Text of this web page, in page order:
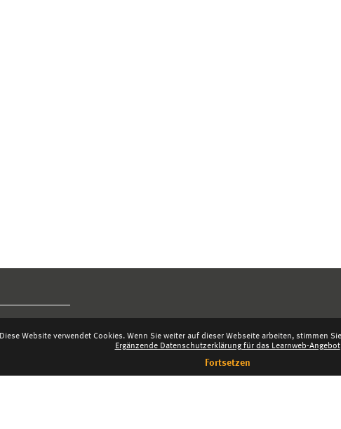
Diese Website verwendet Cookies. Wenn Sie weiter auf dieser Webseite arbeiten, stimmen
Ergänzende Datenschutzerklärung für das Learnweb-Angebot
Fortsetzen